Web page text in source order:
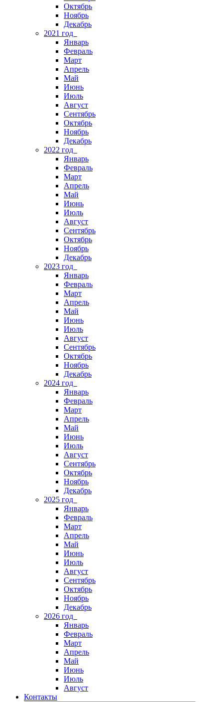
Октябрь
Ноябрь
Декабрь
2021 год
Январь
Февраль
Март
Апрель
Май
Июнь
Июль
Август
Сентябрь
Октябрь
Ноябрь
Декабрь
2022 год
Январь
Февраль
Март
Апрель
Май
Июнь
Июль
Август
Сентябрь
Октябрь
Ноябрь
Декабрь
2023 год
Январь
Февраль
Март
Апрель
Май
Июнь
Июль
Август
Сентябрь
Октябрь
Ноябрь
Декабрь
2024 год
Январь
Февраль
Март
Апрель
Май
Июнь
Июль
Август
Сентябрь
Октябрь
Ноябрь
Декабрь
2025 год
Январь
Февраль
Март
Апрель
Май
Июнь
Июль
Август
Сентябрь
Октябрь
Ноябрь
Декабрь
2026 год
Январь
Февраль
Март
Апрель
Май
Июнь
Июль
Август
Контакты